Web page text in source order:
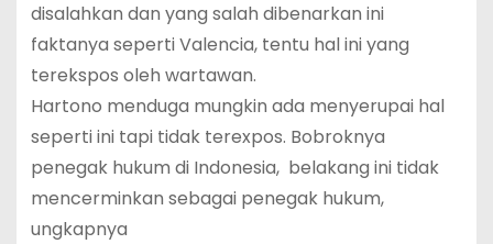
disalahkan dan yang salah dibenarkan ini
faktanya seperti Valencia, tentu hal ini yang
terekspos oleh wartawan.
Hartono menduga mungkin ada menyerupai hal
seperti ini tapi tidak terexpos. Bobroknya
penegak hukum di Indonesia, belakang ini tidak
mencerminkan sebagai penegak hukum,
ungkapnya